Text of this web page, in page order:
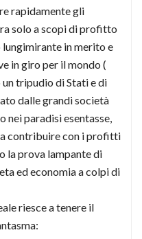
rapidamente gli
solo a scopi di profitto
in merito e
in giro per il mondo (
tripudio di Stati e di
dalle grandi società
nei paradisi esentasse,
contribuire con i profitti
la prova lampante di
ed economia a colpi di
riesce a tenere il